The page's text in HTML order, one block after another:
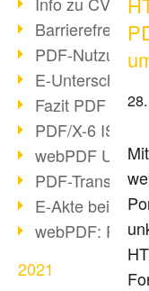
Barrierefreiheit
PDF-Nutzung
E-
Fazit PDF
PDF/X-6 ISO-
webPDF
PDF-
E-Akte bei
webPDF:
2021